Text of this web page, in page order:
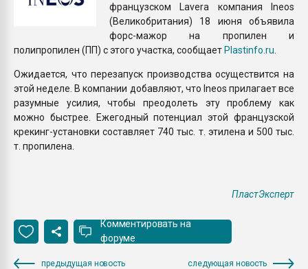
французском Lavera компания Ineos
(Великобритания) 18 июня объявила
форс-мажор на пропилен и
полипропилен (ПП) с этого участка, сообщаетPlastinfo.ru
Ожидается, что перезапуск производства осуществится на
этой неделе. В компании добавляют, что Ineos прилагает все
разумные усилия, чтобы преодолеть эту проблему как
можно быстрее. Ежегодный потенциал этой французской
крекинг-установки составляет 740 тыс. т. этилена и 500 тыс.
т. пропилена.
ПластЭксперт
Комментировать на
форуме
предыдущая новость следующая новость